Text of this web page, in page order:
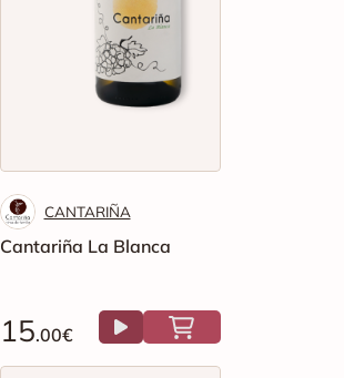
CANTARIÑA
Cantariña La Blanca
15.00€